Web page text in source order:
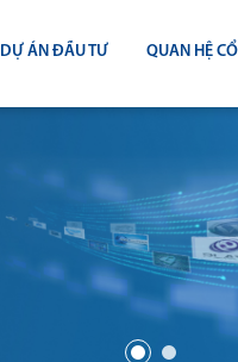
DỰ ÁN ĐẦU TƯ QUAN HỆ
ĐẠI HỘI
BÁO CÁO
BÁO